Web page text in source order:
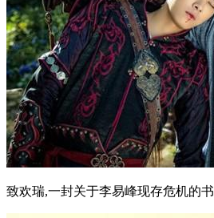
致欢瑞,一封关于李易峰现存危机的书